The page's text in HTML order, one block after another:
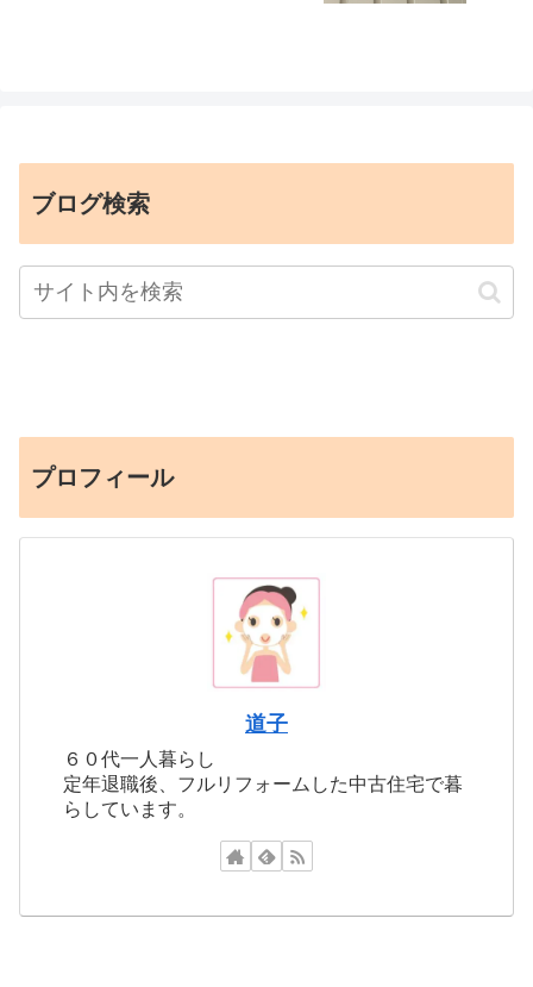
ブログ検索
プロフィール
道子
６０代一人暮らし
定年退職後、フルリフォームした中古住宅で暮
らしています。